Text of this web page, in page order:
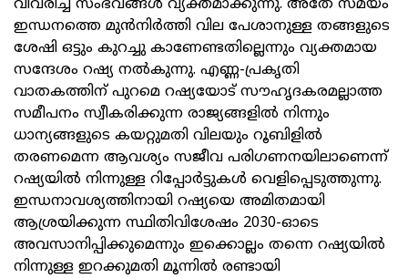
വിവരിച്ച സംഭവങ്ങള്‍ വ്യക്തമാക്കുന്നു. അതേ സമയം
ഇന്ധനത്തെ മുന്‍നിര്‍ത്തി വില പേശാനുള്ള തങ്ങളുടെ
ശേഷി ഒട്ടും കുറച്ചു കാണേണ്ടതില്ലെന്നും വ്യക്തമായ
സന്ദേശം റഷ്യ നല്‍കുന്നു. എണ്ണ-പ്രകൃതി
വാതകത്തിന് പുറമെ റഷ്യയോട് സൗഹൃദകരമല്ലാത്ത
സമീപനം സ്വീകരിക്കുന്ന രാജ്യങ്ങളില്‍ നിന്നും
ധാന്യങ്ങളുടെ കയറ്റുമതി വിലയും റൂബിളില്‍
തരണമെന്ന ആവശ്യം സജീവ പരിഗണനയിലാണെന്ന്
റഷ്യയില്‍ നിന്നുള്ള റിപ്പോര്‍ട്ടുകള്‍ വെളിപ്പെടുത്തുന്നു.
ഇന്ധനാവശ്യത്തിനായി റഷ്യയെ അമിതമായി
ആശ്രയിക്കുന്ന സ്ഥിതിവിശേഷം 2030-ഓടെ
അവസാനിപ്പിക്കുമെന്നും ഇക്കൊല്ലം തന്നെ റഷ്യയില്‍
നിന്നുള്ള ഇറക്കുമതി മൂന്നില്‍ രണ്ടായി